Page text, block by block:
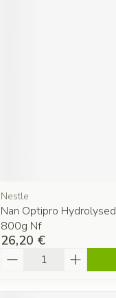
Nestle
Nan Optipro
800g Nf
26,20 €
Quantité